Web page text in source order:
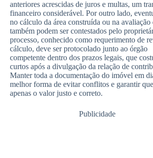
anteriores acrescidas de juros e multas, um
financeiro considerável. Por outro lado,
no cálculo da área construída ou na
também podem ser contestados pelo
processo, conhecido como requerimento de
cálculo, deve ser protocolado junto ao órgão
competente dentro dos prazos legais, que
curtos após a divulgação da relação de
Manter toda a documentação do imóvel em
melhor forma de evitar conflitos e garantir
apenas o valor justo e correto.
Publicidade